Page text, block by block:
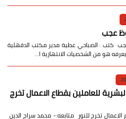
عجب
كتب : الصباحي عطية مدير مكتب الدقهلية
هو من الشخصيات الانتهازية ا…
للعاملين بقطاع الاعمال تخرج
الاعمال تخرج للنور متابعه:- محمد سراج الدين